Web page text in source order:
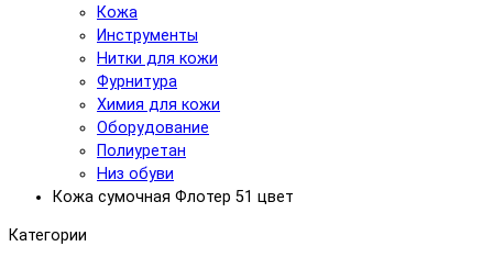
Кожа
Инструменты
Нитки для кожи
Фурнитура
Химия для кожи
Оборудование
Полиуретан
Низ обуви
Кожа сумочная Флотер 51 цвет
Категории